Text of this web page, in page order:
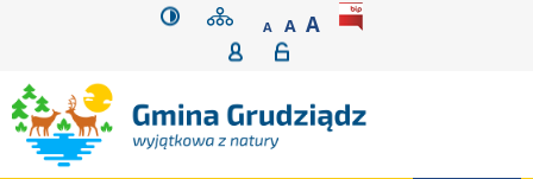
Przejdź do głównego
Przejdź do treści
Przejdź do
wyszukiwarki
Przejdź do mapywersja kontrastowa
mapa serwisu
A POMNIEJSZ CZCIONKĘ
A STANDARDOWY ROZMIAR
A POWIĘKSZ
rozmiar czcionki
Rejestracja